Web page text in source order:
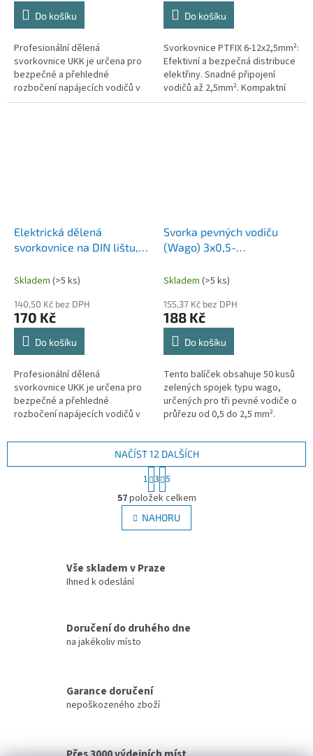
Do košíku
Profesionální dělená
svorkovnice UKK je určena pro
bezpečné a přehledné
rozbočení napájecích vodičů v
rozvaděčích. Montáž na
Do košíku
Svorkovnice PTFIX 6-12x2,5mm²:
Efektivní a bezpečná distribuce
elektřiny. Snadné připojení
vodičů až 2,5mm². Kompaktní
design a montáž na DIN lištu.
Elektrická dělená
svorkovnice na DIN lištu,
krabice pro napájecí
UKK160A.
Skladem (>5 ks)
140,50 Kč bez DPH
170 Kč
Do košíku
Profesionální dělená
svorkovnice UKK je určena pro
bezpečné a přehledné
rozbočení napájecích vodičů v
standardní DIN lištu umožňuje
Svorka pevných vodiču
(Wago) 3x0,5-
Skladem (>5 ks)
155,37 Kč bez DPH
188 Kč
Do košíku
Tento balíček obsahuje 50 kusů
zelených spojek typu wago,
určených pro tři pevné vodiče o
průřezu od 0,5 do 2,5 mm².
bezpečné spojení vodičů bez...
O
v
l
á
c
v
i
NAČÍST 12 DALŠÍCH
t
r
á
n
k
á
1 3 5
57položek celkem
NAHORU
Vše skladem v Praze
Ihned k odeslání
Doručení do druhého dne
na jakékoliv místo
Garance doručení
nepoškozeného zboží